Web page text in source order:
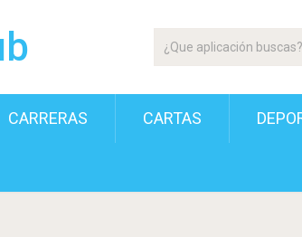
CARRERAS CARTAS